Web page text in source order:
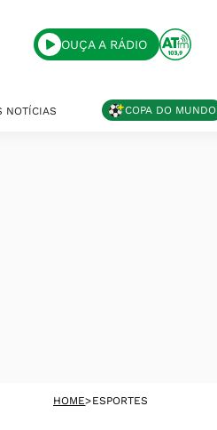
OUÇA A RÁDIO
NOTÍCIAS COPA DO MUNDO
HOME>ESPORTES